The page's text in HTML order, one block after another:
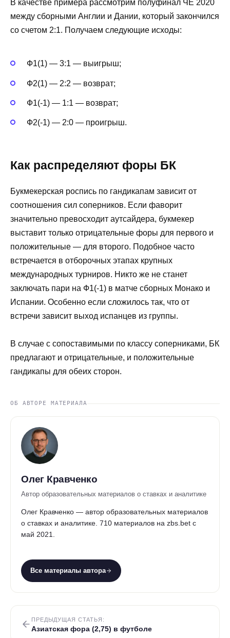
В качестве примера рассмотрим полуфинал ЧЕ 2020
между сборными Англии и Дании, который закончился
со счетом 2:1. Получаем следующие исходы:
Ф1(1) ― 3:1 ― выигрыш;
Ф2(1) ― 2:2 ― возврат;
Ф1(-1) ― 1:1 ― возврат;
Ф2(-1) ― 2:0 ― проигрыш.
Как распределяют форы БК
Букмекерская роспись по гандикапам зависит от
соотношения сил соперников. Если фаворит
значительно превосходит аутсайдера, букмекер
выставит только отрицательные форы для первого и
положительные ― для второго. Подобное часто
встречается в отборочных этапах крупных
международных турниров. Никто же не станет
заключать пари на Ф1(-1) в матче сборных Монако и
Испании. Особенно если сложилось так, что от
встречи зависит выход испанцев из группы.
В случае с сопоставимыми по классу соперниками, БК
предлагают и отрицательные, и положительные
гандикапы для обеих сторон.
ОБ АВТОРЕ МАТЕРИАЛА
Олег Кравченко
Автор образовательных материалов о ставках и аналитике
Олег Кравченко — автор образовательных материалов
о ставках и аналитике. 710 материалов на zbs.bet с
май 2021.
Все материалы автора
ПРЕДЫДУЩАЯ СТАТЬЯ:
Азиатская фора (2,75) в футболе